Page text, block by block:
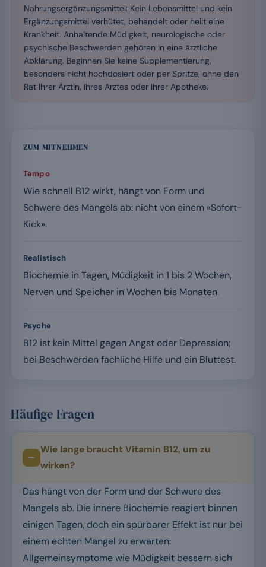
Nahrungsergänzungsmittel: Kein Lebensmittel und kein
Ergänzungsmittel verhütet, behandelt oder heilt eine
Krankheit. Anhaltende Müdigkeit, neurologische oder
psychische Beschwerden gehören in eine ärztliche
Abklärung. Beginnen Sie keine Supplementierung,
besonders nicht hochdosiert oder per Spritze, ohne den
Rat Ihrer Ärztin, Ihres Arztes oder Ihrer Apotheke.
ZUM MITNEHMEN
Tempo
Wie schnell B12 wirkt, hängt von Form und
Schwere des Mangels ab: nicht von einem «Sofort-
Kick».
Realistisch
Biochemie in Tagen, Müdigkeit in 1 bis 2 Wochen,
Nerven und Speicher in Wochen bis Monaten.
Psyche
B12 ist kein Mittel gegen Angst oder Depression;
bei Beschwerden fachliche Hilfe und ein Bluttest.
Häufige Fragen
Wie lange braucht Vitamin B12, um zu
wirken?
Das hängt von der Form und der Schwere des
Mangels ab. Die innere Biochemie reagiert binnen
einigen Tagen, doch ein spürbarer Effekt ist nur bei
einem echten Mangel zu erwarten:
Allgemeinsymptome wie Müdigkeit bessern sich